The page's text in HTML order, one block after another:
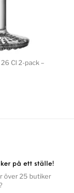
Cl 2-pack –
på ett ställe!
över 25 butiker